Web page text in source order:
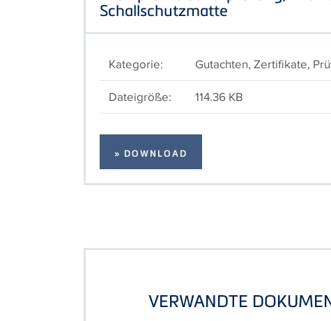
Schallschutzmatte
Kategorie:
Gutachten, Zertifikate,
Dateigröße:
114.36 KB
» DOWNLOAD
VERWANDTE